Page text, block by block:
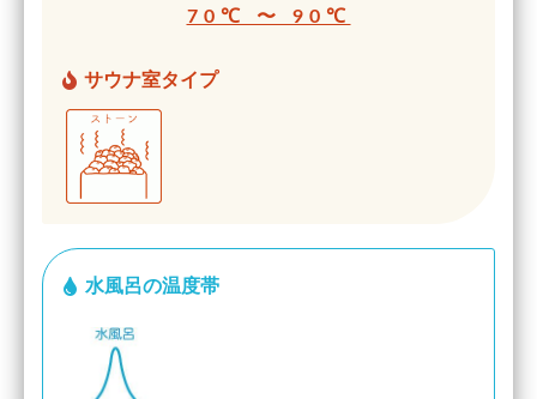
70℃ 〜 90℃
サウナ室タイプ
水風呂の温度帯